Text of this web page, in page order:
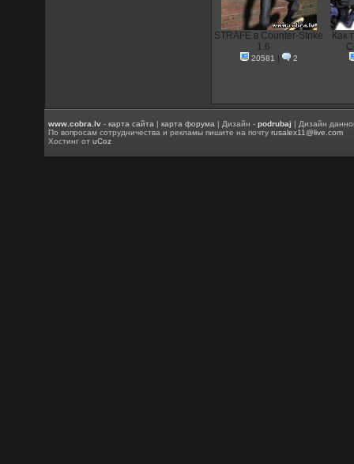
STRAFE в Counter-Strike
1.6
20581 | 2
Как
www.cobra.lv -карта сайта |карта форума | Дизайн -podrubaj | Дизайн
По вопросам сотрудничества и рекламы пишите на почтуrusalex11@live.com
Хостинг отuCoz